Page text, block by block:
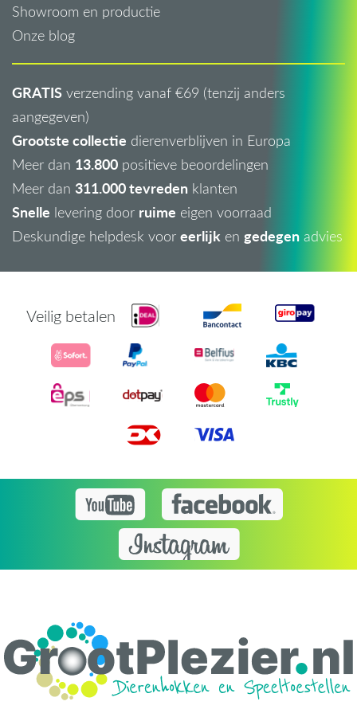
Showroom en productie
Onze blog
GRATIS verzending vanaf €69 (tenzij anders
aangegeven)
Grootste collectie dierenverblijven in Europa
Meer dan 13.800 positieve beoordelingen
Meer dan 311.000 tevreden klanten
Snelle levering door ruime eigen voorraad
Deskundige helpdesk voor eerlijk en gedegen advies
Veilig betalen